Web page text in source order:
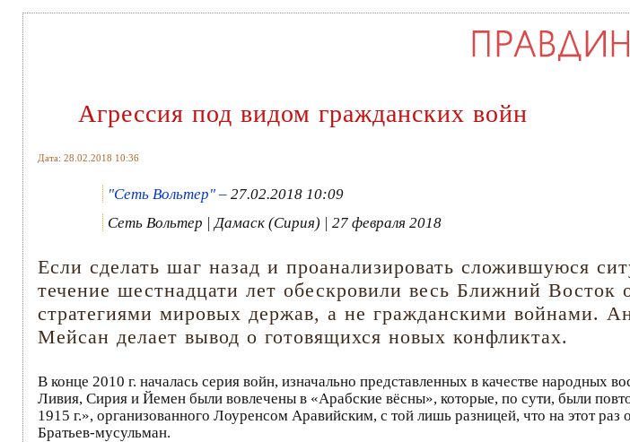
Агрессия под видом гражданских войн
Дата: 28.02.2018 10:36
"Сеть Вольтер" – 27.02.2018 10:09
Сеть Вольтер | Дамаск (Сирия) | 27 февраля 2018
Если сделать шаг назад и проанализировать сложившуюся
течение шестнадцати лет обескровили весь Ближний
стратегиями мировых держав, а не гражданскими войнами.
Мейсан делает вывод о готовящихся новых конфликтах.
В конце 2010 г. началась серия войн, изначально представленных в качестве народных
Ливия, Сирия и Йемен были вовлечены в «Арабские вёсны», которые, по сути, были
1915 г.», организованного Лоуренсом Аравийским, с той лишь разницей, что на этот раз
Братьев-мусульман.